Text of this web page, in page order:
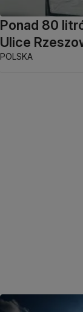
Ponad 80
Ulice
POLSKA